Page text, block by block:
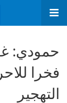
حمودي:
فخرا
التهجير